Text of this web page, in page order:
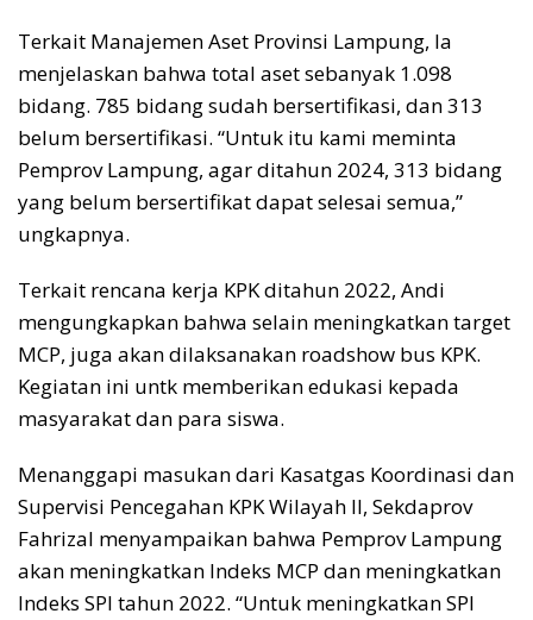
Terkait Manajemen Aset Provinsi Lampung, Ia
menjelaskan bahwa total aset sebanyak 1.098
bidang. 785 bidang sudah bersertifikasi, dan 313
belum bersertifikasi. “Untuk itu kami meminta
Pemprov Lampung, agar ditahun 2024, 313 bidang
yang belum bersertifikat dapat selesai semua,”
ungkapnya.
Terkait rencana kerja KPK ditahun 2022, Andi
mengungkapkan bahwa selain meningkatkan target
MCP, juga akan dilaksanakan roadshow bus KPK.
Kegiatan ini untk memberikan edukasi kepada
masyarakat dan para siswa.
Menanggapi masukan dari Kasatgas Koordinasi dan
Supervisi Pencegahan KPK Wilayah II, Sekdaprov
Fahrizal menyampaikan bahwa Pemprov Lampung
akan meningkatkan Indeks MCP dan meningkatkan
Indeks SPI tahun 2022. “Untuk meningkatkan SPI